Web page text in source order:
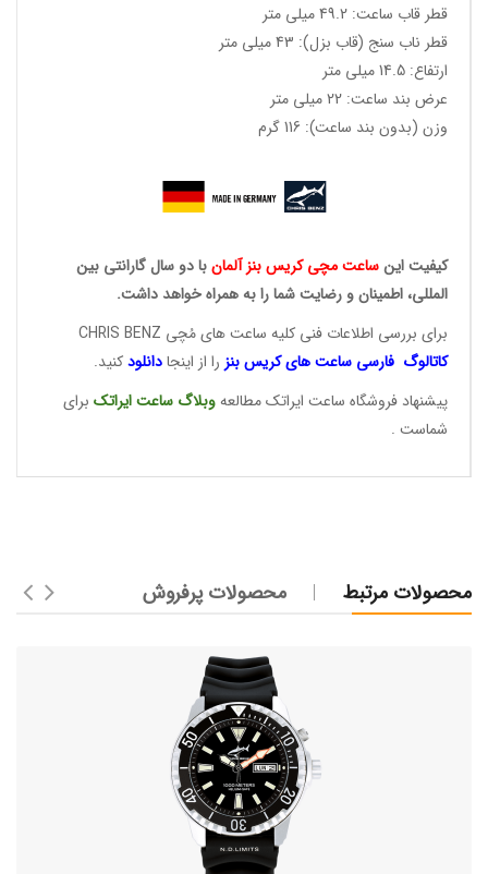
قطر قاب ساعت: 49.2 میلی متر
قطر ناب سنج (قاب بزل): 43 میلی متر
ارتفاع: 14.5 میلی متر
عرض بند ساعت: 22 میلی متر
وزن (بدون بند ساعت): 116 گرم
کیفیت اینساعت مچی کریسبنز آلمانبا دو سال گارانتی بین
المللی، اطمینان و رضایت شما را به همراه خواهد داشت.
برای بررسی اطلاعات فنی کلیه ساعت های مُچی CHRIS BENZ
کاتالوگ فارسی ساعت هایکریس بنز را از اینجادانلودکنید.
پیشنهاد فروشگاه ساعت ایراتک مطالعهوبلاگ ساعتایراتک برای
شماست .
محصولات مرتبط محصولات پرفروش